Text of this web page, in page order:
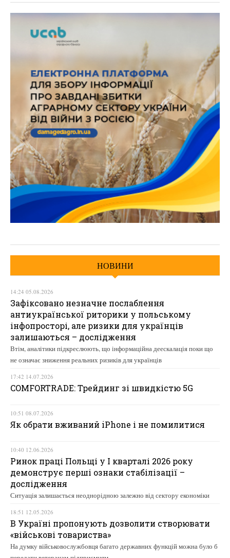
НОВИНИ
14:24 05.08.2026
Зафіксовано незначне послаблення
антиукраїнської риторики у польському
інфопросторі, але ризики для українців
залишаються – дослідження
Втім, аналітики підкреслюють, що інформаційна деескалація поки що
не означає зниження реальних ризиків для українців
17:42 14.07.2026
COMFORTRADE: Трейдинг зі швидкістю 5G
10:51 08.07.2026
Як обрати вживаний iPhone і не помилитися
10:40 12.06.2026
Ринок праці Польщі у І кварталі 2026 року
демонструє перші ознаки стабілізації –
дослідження
Ситуація залишається неоднорідною залежно від сектору економіки
18:51 12.05.2026
В Україні пропонують дозволити створювати
«військові товариства»
На думку військовослужбовця багато державних функцій можна було б